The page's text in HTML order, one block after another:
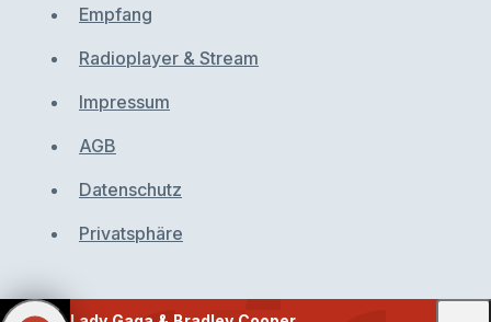
Empfang
Radioplayer & Stream
Impressum
AGB
Datenschutz
Privatsphäre